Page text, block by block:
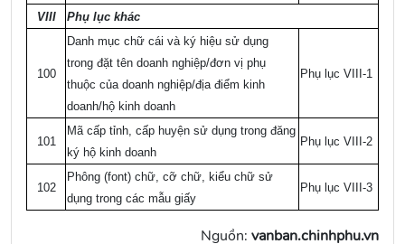
VIII Phụ lục khác
100
Danh mục chữ cái và ký hiệu sử dụng
trong đặt tên doanh nghiệp/đơn vị phụ
thuộc của doanh nghiệp/địa điểm kinh
doanh/hộ kinh doanh
Phụ lục VIII-1
101
Mã cấp tỉnh, cấp huyện sử dụng trong đăng
ký hộ kinh doanh
Phụ lục VIII-2
102
Phông (font) chữ, cỡ chữ, kiểu chữ sử
dụng trong các mẫu giấy
Phụ lục VIII-3
Nguồn: vanban.chinhphu.vn